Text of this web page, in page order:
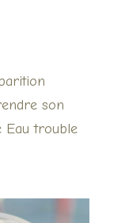
son
Eau trouble